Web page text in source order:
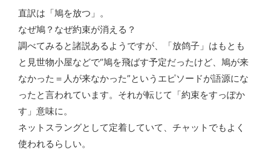
直訳は「鳩を放つ」。
なぜ鳩？なぜ約束が消える？
調べてみると諸説あるようですが、「放鸽子」はもとも
と見世物小屋などで“鳩を飛ばす予定だったけど、鳩が来
なかった＝人が来なかった”というエピソードが語源にな
ったと言われています。それが転じて「約束をすっぽか
す」意味に。
ネットスラングとして定着していて、チャットでもよく
使われるらしい。